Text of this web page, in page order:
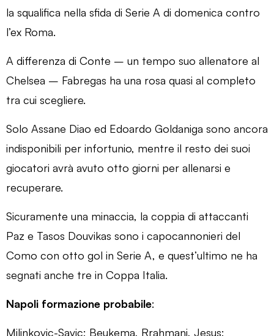
la squalifica nella sfida di Serie A di domenica contro
l’ex Roma.
A differenza di Conte – un tempo suo allenatore al
Chelsea – Fabregas ha una rosa quasi al completo
tra cui scegliere.
Solo Assane Diao ed Edoardo Goldaniga sono ancora
indisponibili per infortunio, mentre il resto dei suoi
giocatori avrà avuto otto giorni per allenarsi e
recuperare.
Sicuramente una minaccia, la coppia di attaccanti
Paz e Tasos Douvikas sono i capocannonieri del
Como con otto gol in Serie A, e quest’ultimo ne ha
segnati anche tre in Coppa Italia.
Napoli formazione probabile:
Milinkovic-Savic; Beukema, Rrahmani, Jesus;